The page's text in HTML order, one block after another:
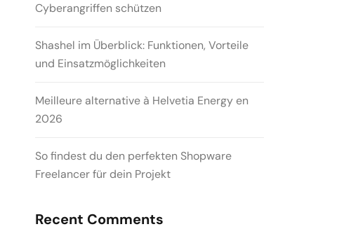
Cyberangriffen schützen
Shashel im Überblick: Funktionen, Vorteile
und Einsatzmöglichkeiten
Meilleure alternative à Helvetia Energy en
2026
So findest du den perfekten Shopware
Freelancer für dein Projekt
Recent Comments